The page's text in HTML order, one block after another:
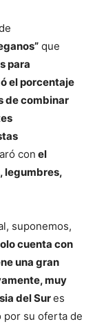
que
para
el porcentaje
de combinar
con el
legumbres,
suponemos,
cuenta con
una gran
muy
del Sures
por su oferta de